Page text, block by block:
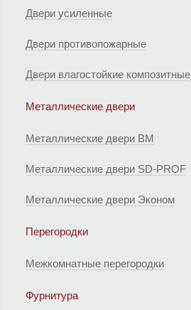
Двери усиленные
Двери противопожарные
Двери влагостойкие композитные
Металлические двери
Металлические двери ВМ
Металлические двери SD-PROF
Металлические двери Эконом
Перегородки
Межкомнатные перегородки
Фурнитура